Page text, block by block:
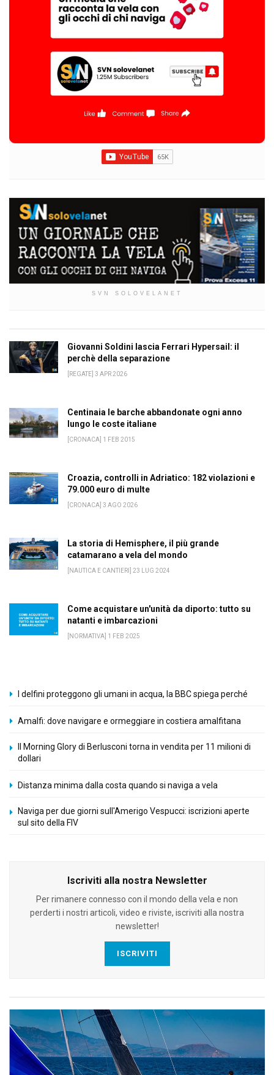
SVN SOLOVELANET
Giovanni Soldini lascia Ferrari Hypersail: il
perchè della separazione
[REGATE] 3 APR 2026
Centinaia le barche abbandonate ogni anno
lungo le coste italiane
[CRONACA] 1 FEB 2015
Croazia, controlli in Adriatico: 182 violazioni e
79.000 euro di multe
[CRONACA] 3 AGO 2026
La storia di Hemisphere, il più grande
catamarano a vela del mondo
[NAUTICA E CANTIERI] 23 LUG 2024
Come acquistare un'unità da diporto: tutto su
natanti e imbarcazioni
[NORMATIVA] 1 FEB 2025
I delfini proteggono gli umani in acqua, la BBC spiega perché
Amalfi: dove navigare e ormeggiare in costiera amalfitana
Il Morning Glory di Berlusconi torna in vendita per 11 milioni di
dollari
Distanza minima dalla costa quando si naviga a vela
Naviga per due giorni sull'Amerigo Vespucci: iscrizioni aperte
sul sito della FIV
Iscriviti alla nostra Newsletter
Per rimanere connesso con il mondo della vela e non
perderti i nostri articoli, video e riviste, iscriviti alla nostra
newsletter!
ISCRIVITI